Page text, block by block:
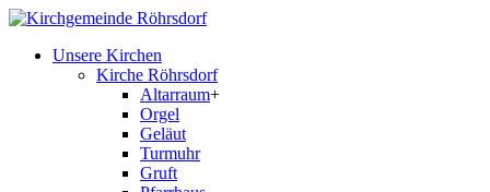
Unsere Kirchen
Kirche Röhrsdorf
Altarraum+
Orgel
Geläut
Turmuhr
Gruft